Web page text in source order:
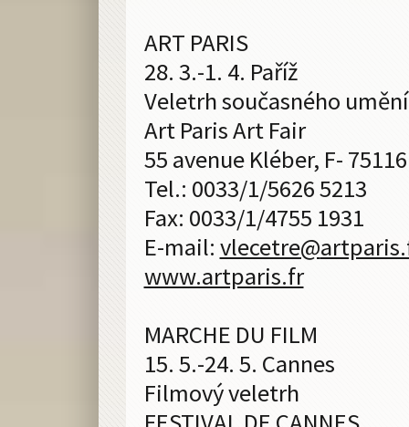
ART PARIS
28. 3.-1. 4. Paříž
Veletrh současného umění
Art Paris Art Fair
55 avenue Kléber, F-
Tel.: 0033/1/5626 5213
Fax: 0033/1/4755 1931
E-mail: vlecetre@
www.artparis.fr
MARCHE DU FILM
15. 5.-24. 5. Cannes
Filmový veletrh